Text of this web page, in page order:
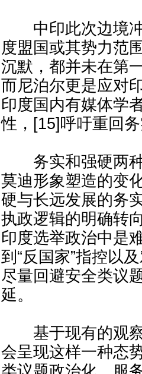
中印此次边境冲
度盟国或其势力范
沉默，都并未在第
而尼泊尔更是应对
印度国内有媒体学
性，[15]呼吁重回
务实和强硬两种
莫迪形象塑造的变
硬与长远发展的务
执政逻辑的明确转
印度选举政治中是
到“反国家”指控以
尽量回避安全类议
延。
基于现有的观察
会呈现这样一种态